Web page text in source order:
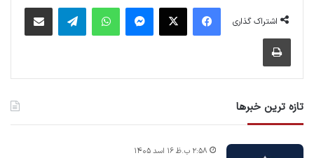
اشتراک گذاری
فیس بوک پیام رسان واتس آپ
تازه ترین خبرها
۲:۵۸ ب.ظ ۱۶ اسد ۱۴۰۵